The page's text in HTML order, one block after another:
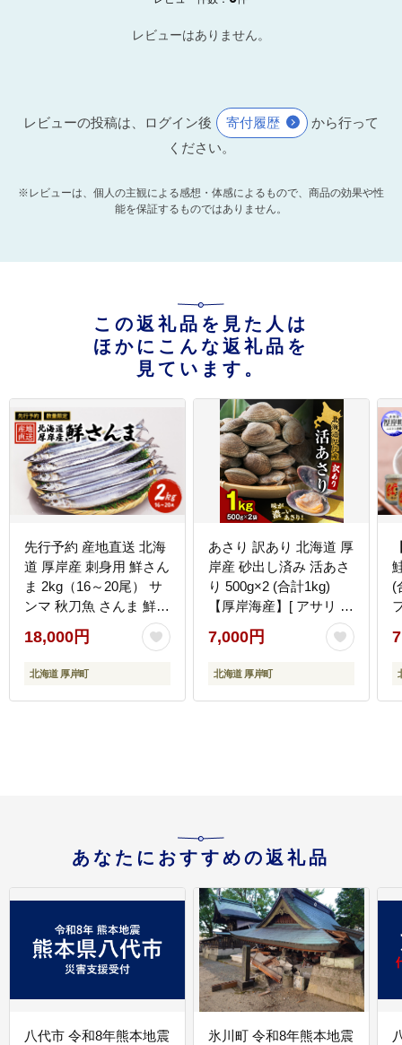
レビューはありません。
レビューの投稿は、ログイン後 寄付履歴
から行って
ください。
※レビューは、個人の主観による感想・体感によるもので、商品の効果や性
能を保証するものではありません。
この返礼品を見た人は
ほかにこんな返礼品を
見ています。
先行予約 産地直送 北海
道 厚岸産 刺身用 鮮さん
ま 2kg（16～20尾） サ
ンマ 秋刀魚 さんま 鮮魚
魚介類 海産 生さんま
18,000円
北海道 厚岸町
あさり 訳あり 北海道 厚
岸産 砂出し済み 活あさ
り 500g×2 (合計1kg)
【厚岸海産】[ アサリ 魚
貝 海鮮 大粒 美味しい
栄養 旨み 砂出し 水洗い
冷蔵 便利 ]
7,000円
北海道 厚岸町
(
あなたにおすすめの返礼品
八代市 令和8年熊本地震
氷川町 令和8年熊本地震